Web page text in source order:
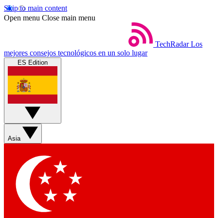
Skip to main content
Open menu Close main menu
TechRadar Los
mejores consejos tecnológicos en un solo lugar
ES Edition
Asia